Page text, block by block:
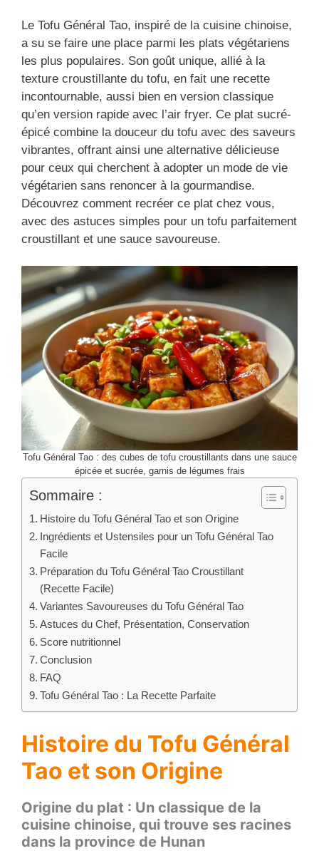
Le Tofu Général Tao, inspiré de la cuisine chinoise,
a su se faire une place parmi les plats végétariens
les plus populaires. Son goût unique, allié à la
texture croustillante du tofu, en fait une recette
incontournable, aussi bien en version classique
qu’en version rapide avec l’air fryer. Ce plat sucré-
épicé combine la douceur du tofu avec des saveurs
vibrantes, offrant ainsi une alternative délicieuse
pour ceux qui cherchent à adopter un mode de vie
végétarien sans renoncer à la gourmandise.
Découvrez comment recréer ce plat chez vous,
avec des astuces simples pour un tofu parfaitement
croustillant et une sauce savoureuse.
Tofu Général Tao : des cubes de tofu croustillants dans une sauce
épicée et sucrée, garnis de légumes frais
Sommaire :
Histoire du Tofu Général Tao et son Origine
Ingrédients et Ustensiles pour un Tofu Général Tao
Facile
Préparation du Tofu Général Tao Croustillant
(Recette Facile)
Variantes Savoureuses du Tofu Général Tao
Astuces du Chef, Présentation, Conservation
Score nutritionnel
Conclusion
FAQ
Tofu Général Tao : La Recette Parfaite
Histoire du Tofu Général
Tao et son Origine
Origine du plat : Un classique de la
cuisine chinoise, qui trouve ses racines
dans la province de Hunan